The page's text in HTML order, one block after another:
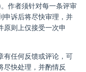
。作者须针对每一条评审
申诉后将尽快审理，并
原则上仅接受一次申
有任何反馈或评论，可
尽快处理，并酌情反